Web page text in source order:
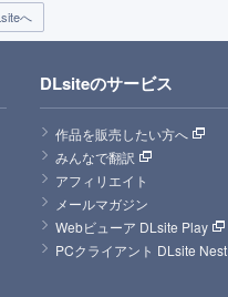
へ
DLsiteのサービス
作品を販売したい方へ
みんなで翻訳
アフィリエイト
メールマガジン
Webビューア DLsite Play
PCクライアント DLsite Nest